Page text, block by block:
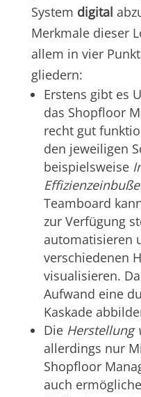
System digital
Merkmale dieser
allem in vier
gliedern:
Erstens gibt es
das Shopfloor
recht gut
den jeweiligen
beispielsweise
Teamboard
zur Verfügung
automatisieren
verschiedenen
visualisieren.
Aufwand eine
Kaskade
Die Herstellung
allerdings nur
Shopfloor
auch